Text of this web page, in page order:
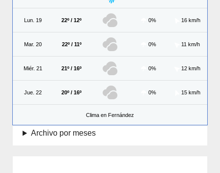
Lun. 19 22º / 12º 0% 16 km/h
Mar. 20 22º / 11º 0% 11 km/h
Miér. 21 21º / 16º 0% 12 km/h
Jue. 22 20º / 16º 0% 15 km/h
Clima en Fernández
Archivo por meses